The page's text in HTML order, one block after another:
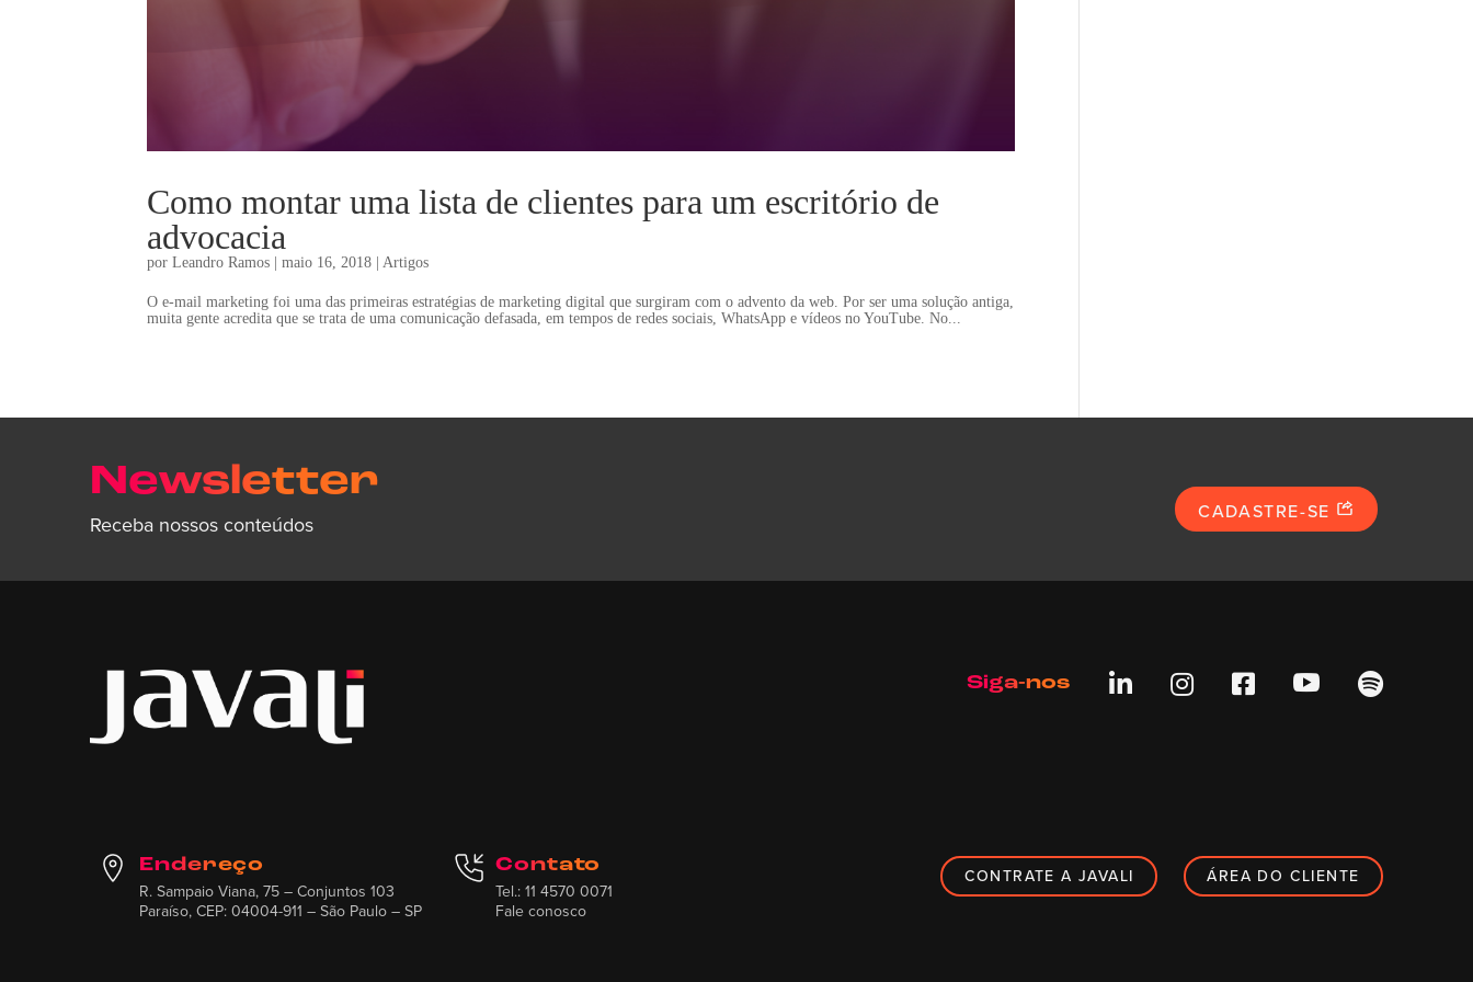
Como montar uma lista de clientes para um escritório de
advocacia
porLeandro Ramos |maio 16, 2018 |Artigos
O e-mail marketing foi uma das primeiras estratégias de marketing digital que surgiram com o advento da web. Por ser uma solução antiga,
muita gente acredita que se trata de uma comunicação defasada, em tempos de redes sociais, WhatsApp e vídeos no YouTube. No...
Newsletter
Receba nossos conteúdos
CADASTRE-SE
Siga-nos     
Endereço
R. Sampaio Viana, 75 – Conjuntos 103
Paraíso, CEP: 04004-911 – São Paulo – SP
Contato
Tel.: 11 4570 0071
Fale conosco
CONTRATE A JAVALI ÁREA DO CLIENTE